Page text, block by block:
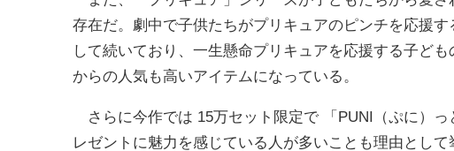
存在だ。劇中で子供たちがプリキュアのピンチを応援
して続いており、一生懸命プリキュアを応援する子ど
からの人気も高いアイテムになっている。
さらに今作では 15万セット限定で 「PUNI（ぷに）
レゼントに魅力を感じている人が多いことも理由として